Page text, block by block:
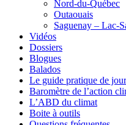
Nord-du-Québec
Outaouais
Saguenay – Lac-
Vidéos
Dossiers
Blogues
Balados
Le guide pratique de
Baromètre de l’action
L’ABD du climat
Boite à outils